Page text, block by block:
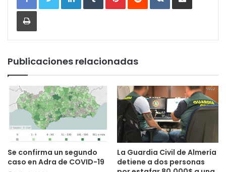
Imprimir
Publicaciones relacionadas
Se confirma un segundo
caso en Adra de COVID-19
La Guardia Civil de Almería
detiene a dos personas